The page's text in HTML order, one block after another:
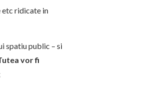
etc ridicate in
spatiu public – si
vor fi